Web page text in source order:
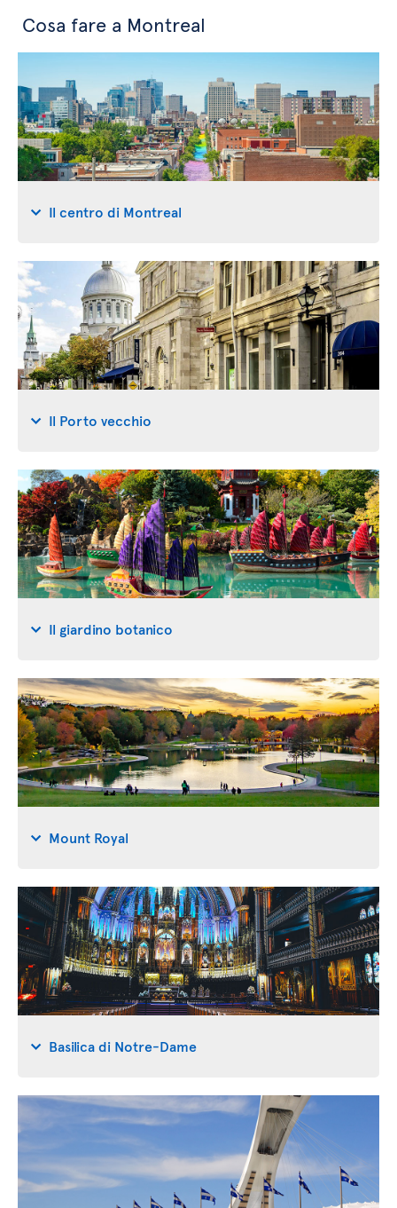
Cosa fare a Montreal
Il centro di Montreal
Il Porto vecchio
Il giardino botanico
Mount Royal
Basilica di Notre-Dame